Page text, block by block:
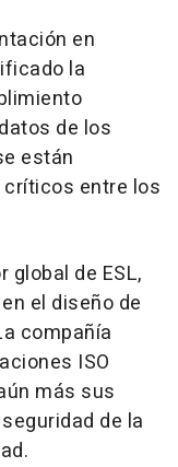
en
la
de los
están
entre los
global de ESL,
el diseño de
compañía
ISO
más sus
de la